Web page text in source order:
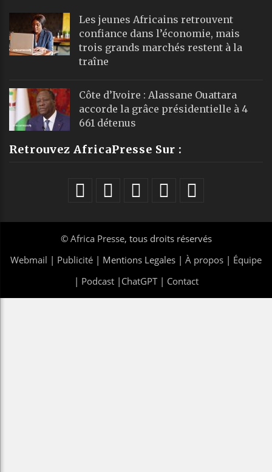
Les jeunes Africains retrouvent
confiance dans l’économie, mais
trois grands marchés restent à la
traîne
Côte d’Ivoire : Alassane Ouattara
accorde la grâce présidentielle à 4
661 détenus
Retrouvez AfricaPresse Sur :
© Africa Presse, tous droits réservés
Webmail | Publicité | Mentions Legales | À propos | Équipe
| Podcast| ChatGPT| Contact